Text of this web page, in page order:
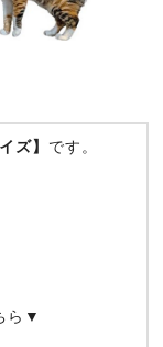
ズ】 です。
ら▼